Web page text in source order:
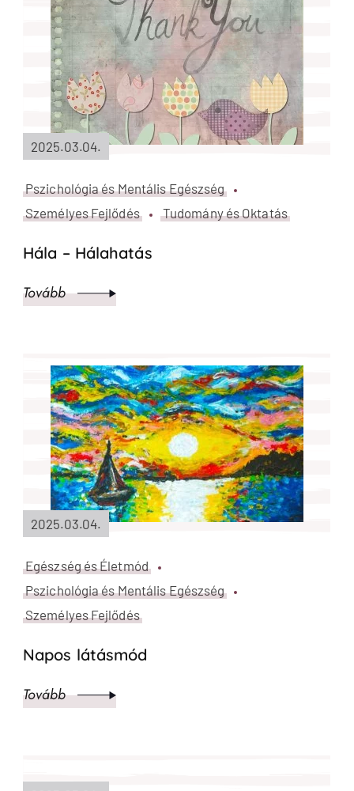
2025.03.04.
Pszichológia és Mentális Egészség
Személyes Fejlődés
Tudomány és Oktatás
Hála – Hálahatás
Tovább
2025.03.04.
Egészség és Életmód
Pszichológia és Mentális Egészség
Személyes Fejlődés
Napos látásmód
Tovább